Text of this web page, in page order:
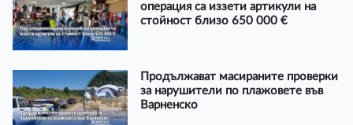
операция са иззети артикули на
стойност близо 650 000 €
Продължават масираните проверки
за нарушители по плажовете във
Варненско